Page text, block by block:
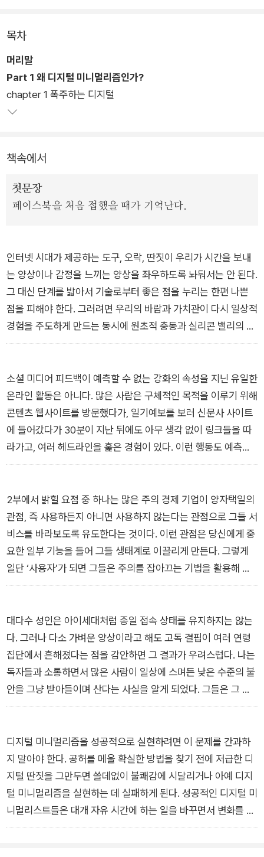
시도 때도 없이 울리는 알림음과 무한으로 연결되어 있는 온라인
세상과 정보들에 휩싸여 정작 몰입해야 하는 것에 시간을 투자할
수 없고, 우리로 하여금 늘 만성피로에 시달리게 한다.《딥 워크》
의 저자이자 컴퓨터공학자인 칼 뉴포트는 우리를 좀먹고 있는 디
지털 과잉 환경에서 우리가 기술과 맺은 관계를 근본적으로 바꾸
어야 한다고 말한다. 그리고 그 방법으로 ‘디지털 미니멀리즘’을
뉴포트는 농부부터 실리콘 밸리의 프로그래머까지 수많은 디지
털 미니멀리스트들이 어떻게 소셜 미디어와 맺은 관계를 재고하
고, 오프라인 세계의 즐거움을 재발견하며, 고독에 잠기는 시간을
통제권을 되찾도록 도와준 30일간의 ‘디지털 정돈’ 과정과 함께
이를 삶에 적용할 수 있는 전략들을 구체적인 실천지침들을 제시
해준다.
목차
머리말
Part 1 왜 디지털 미니멀리즘인가?
chapter 1 폭주하는 디지털
책속에서
첫문장
페이스북을 처음 접했을 때가 기억난다.
인터넷 시대가 제공하는 도구, 오락, 딴짓이 우리가 시간을 보내
는 양상이나 감정을 느끼는 양상을 좌우하도록 놔둬서는 안 된다.
그 대신 단계를 밟아서 기술로부터 좋은 점을 누리는 한편 나쁜
점을 피해야 한다. 그러려면 우리의 바람과 가치관이 다시 일상적
경험을 주도하게 만드는 동시에 원초적 충동과 실리콘 밸리의 사
업 모델이 지금처럼 주도적 역할을 하지 못하게 막는 철학이 필요
인간화라면 거부하는 철학, 단기적인 만족보다 장기적인 의미를
중시하는 철학이 필요하다.
-‘머리말’ 중에서
소셜 미디어 피드백이 예측할 수 없는 강화의 속성을 지닌 유일한
온라인 활동은 아니다. 많은 사람은 구체적인 목적을 이루기 위해
콘텐츠 웹사이트를 방문했다가, 일기예보를 보러 신문사 사이트
에 들어갔다가 30분이 지난 뒤에도 아무 생각 없이 링크들을 따
라가고, 여러 헤드라인을 훑은 경험이 있다. 이런 행동도 예측할
수 없는 피드백으로 촉발된다. 대다수 기사는 무위로 끝나지만 어
다. 자극적인 헤드라인이나 흥미로운 링크를 누르는 것은 슬롯머
신의 손잡이를 당기는 일과 같다.
-‘Chapter 1 폭주하는 디지털’ 중에서
2부에서 밝힐 요점 중 하나는 많은 주의 경제 기업이 양자택일의
관점, 즉 사용하든지 아니면 사용하지 않는다는 관점으로 그들 서
비스를 바라보도록 유도한다는 것이다. 이런 관점은 당신에게 중
요한 일부 기능을 들어 그들 생태계로 이끌리게 만든다. 그렇게
일단 ‘사용자’가 되면 그들은 주의를 잡아끄는 기법을 활용해 여
러 통합된 옵션으로 당신을 압도한다. 그 목적은 당신이 애초 목
다.
-‘Chapter 3 디지털 정돈’ 중에서
대다수 성인은 아이세대처럼 종일 접속 상태를 유지하지는 않는
다. 그러나 다소 가벼운 양상이라고 해도 고독 결핍이 여러 연령
집단에서 흔해졌다는 점을 감안하면 그 결과가 우려스럽다. 나는
독자들과 소통하면서 많은 사람이 일상에 스며든 낮은 수준의 불
안을 그냥 받아들이며 산다는 사실을 알게 되었다. 그들은 그 원
인으로 2009년에 발생한 불황이나 2016년의 논쟁적인 대선 같
혼자 생각하는 시간의 긍정적인 혜택과 함께 고독 결핍에 시달리
는 집단에게 나타나는 악영향을 알고 나면 좀더 간단한 설명이 가
능해진다. 거기에 따르면 우리가 인간으로서 행복을 누리려면 고
독이 반드시 필요하다. 그러나 근래에 우리는 알지 못하는 사이에
이 필수 요소를 우리 삶에서 체계적으로 줄여가고 있다.
-‘Chapter 4 혼자만의 시간을 사수하라’ 중에서
디지털 미니멀리즘을 성공적으로 실현하려면 이 문제를 간과하
지 말아야 한다. 공허를 메울 확실한 방법을 찾기 전에 저급한 디
지털 딴짓을 그만두면 쓸데없이 불쾌감에 시달리거나 아예 디지
털 미니멀리즘을 실현하는 데 실패하게 된다. 성공적인 디지털 미
니멀리스트들은 대개 자유 시간에 하는 일을 바꾸면서 변화를 시
작한다. 즉, 나쁜 디지털 습관을 버리기 전에 양질의 여가를 보낼